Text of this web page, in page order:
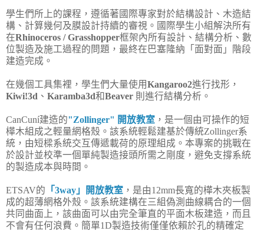
學生們所上的課程，遵循著國際專家對於結構設計、木造結
構、計算幾何及膜設計持續的審視。國際學生小組解決所有
在Rhinoceros / Grasshopper框架內所有設計、結構分析、數
位製造及施工過程的問題，最終在巴塞隆納「面對面」階段
建造完成。
在幾個工具集裡，學生們大量使用Kangaroo2進行找形，
Kiwi!3d 、 Karamba3d和Beaver 則進行結構分析。
CanCuní建造的"Zollinger" 開放教室 ，是一個由可操作的短
樺木組成之輕量網格殼。該系統輕鬆建基於傳統Zollinger系
統，由短樑系統交互傳遞載荷的原理組成。本專案的挑戰在
於設計並校準一個單純製造接頭所需之剛度，避免支撐系統
的製造成本與時間。
ETSAV的 「3way」開放教室 ，是由12mm長寬的樺木夾板製
成的超薄網格外殼。該系統建構在三組偽測曲線耦合的一個
共同曲面上，該曲面可以由完全筆直的平面木板建造，而且
不會有任何浪費。簡單1D製造技術僅僅依賴於孔的精確定